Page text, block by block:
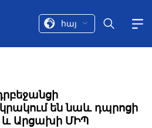
հայ
են նաև դպրոցի
և Արցախի ՄԻՊ